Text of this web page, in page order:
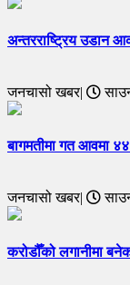
अन्तरराष्ट्रिय उडान
जनचासो खबर|
बागमतीमा गत आवमा
जनचासो खबर|
करोडौँको लगानीमा